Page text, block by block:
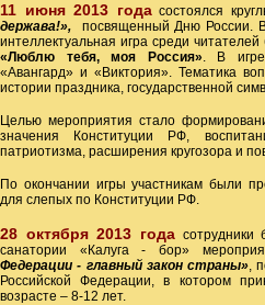
11 июня 2013 года состоялся
держава!», посвященный Дню России. В
интеллектуальная игра среди
«Люблю тебя, моя Россия». В игре
«Авангард» и «Виктория». Тематика
истории праздника, государственной
Целью мероприятия стало
значения Конституции РФ,
патриотизма, расширения кругозора и
По окончании игры участникам были
для слепых по Конституции РФ.
28 октября 2013 года сотрудники
санатории «Калуга - бор»
Федерации - главный закон страны»,
Российской Федерации, в котором
возрасте – 8-12 лет.